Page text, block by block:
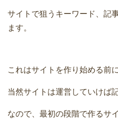
サイトで狙うキーワード、記
ます。
これはサイトを作り始める前
当然サイトは運営していけば
なので、最初の段階で作るサ